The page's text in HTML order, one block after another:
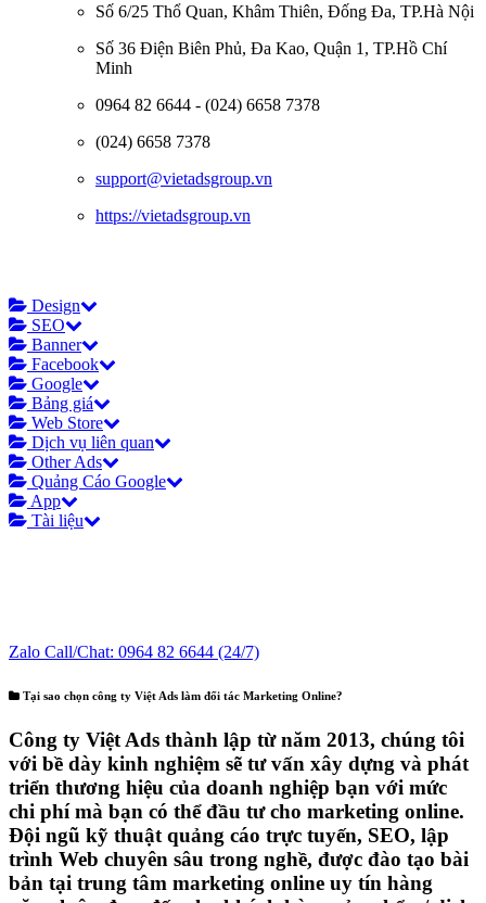
Số 6/25 Thổ Quan, Khâm Thiên, Đống Đa, TP.Hà Nội
Số 36 Điện Biên Phủ, Đa Kao, Quận 1, TP.Hồ Chí
Minh
0964 82 6644 - (024) 6658 7378
(024) 6658 7378
support@vietadsgroup.vn
https://vietadsgroup.vn